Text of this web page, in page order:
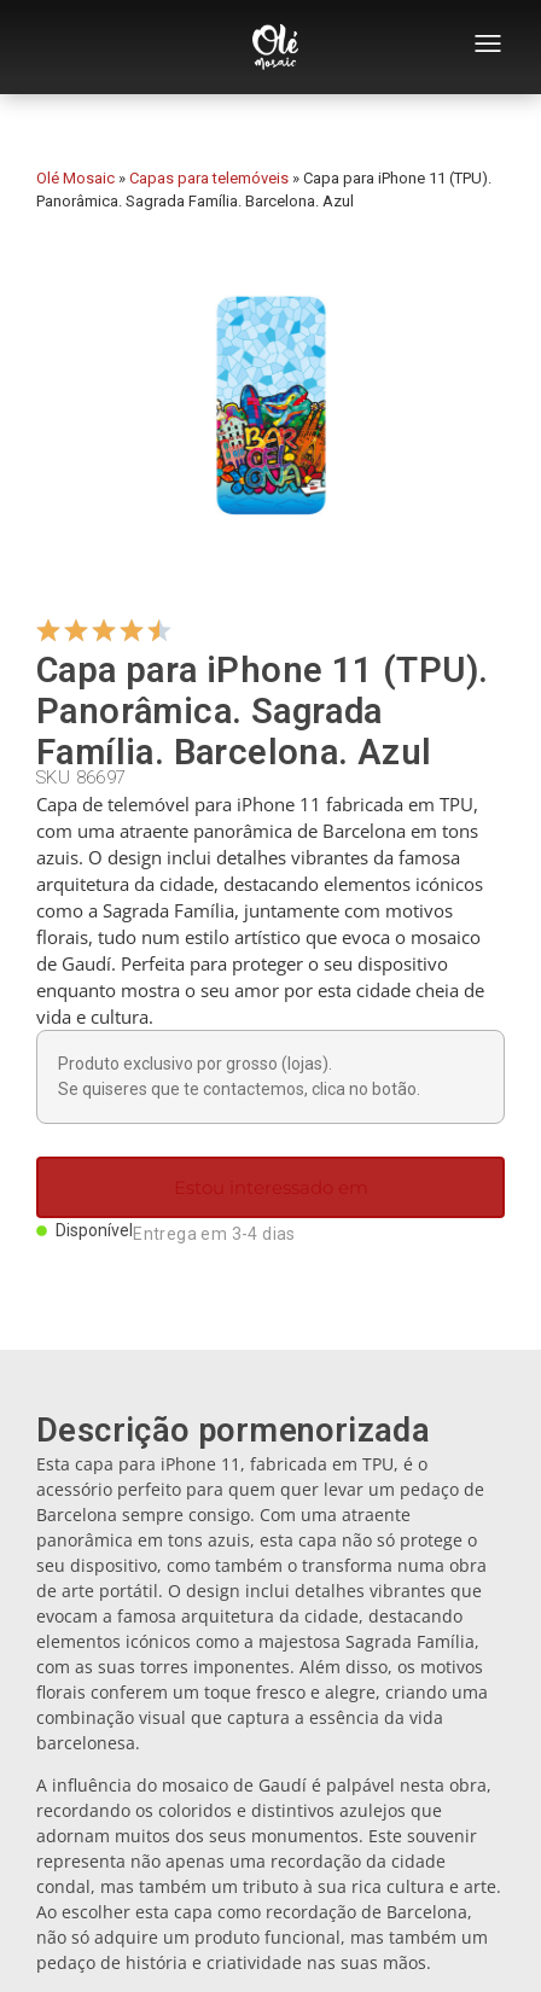
Quem somos
Abridores
Chávenas
Cabides
Cortadores
Conchas
Dedais
Figuras
Ímanes
Bases de copos
Tampas
Galheteiros
Bases para tachos
Copos
Copos de shot
Olé Mosaic » Capas para telemóveis » Capa para iPhone 11 (TPU).
Panorâmica. Sagrada Família. Barcelona. Azul
Capa para iPhone 11 (TPU).
Panorâmica. Sagrada
Família. Barcelona. Azul
SKU 86697
Capa de telemóvel para iPhone 11 fabricada em TPU,
com uma atraente panorâmica de Barcelona em tons
azuis. O design inclui detalhes vibrantes da famosa
arquitetura da cidade, destacando elementos icónicos
como a Sagrada Família, juntamente com motivos
florais, tudo num estilo artístico que evoca o mosaico
de Gaudí. Perfeita para proteger o seu dispositivo
enquanto mostra o seu amor por esta cidade cheia de
vida e cultura.
Produto exclusivo por grosso (lojas).
Se quiseres que te contactemos, clica no botão.
Estou interessado em
Disponível Entrega em 3-4 dias
Descrição pormenorizada
Esta capa para iPhone 11, fabricada em TPU, é o
acessório perfeito para quem quer levar um pedaço de
Barcelona sempre consigo. Com uma atraente
panorâmica em tons azuis, esta capa não só protege o
seu dispositivo, como também o transforma numa obra
de arte portátil. O design inclui detalhes vibrantes que
evocam a famosa arquitetura da cidade, destacando
elementos icónicos como a majestosa Sagrada Família,
com as suas torres imponentes. Além disso, os motivos
florais conferem um toque fresco e alegre, criando uma
combinação visual que captura a essência da vida
barcelonesa.
A influência do mosaico de Gaudí é palpável nesta obra,
recordando os coloridos e distintivos azulejos que
adornam muitos dos seus monumentos. Este souvenir
representa não apenas uma recordação da cidade
condal, mas também um tributo à sua rica cultura e arte.
Ao escolher esta capa como recordação de Barcelona,
não só adquire um produto funcional, mas também um
pedaço de história e criatividade nas suas mãos.